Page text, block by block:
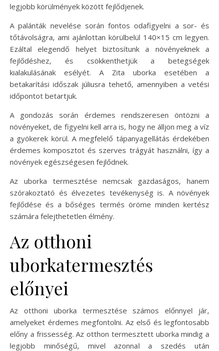
legjobb körülmények között fejlődjenek.
A palánták nevelése során fontos odafigyelni a sor- és
tőtávolságra, ami ajánlottan körülbelül 140×15 cm legyen.
Ezáltal elegendő helyet biztosítunk a növényeknek a
fejlődéshez, és csökkenthetjük a betegségek
kialakulásának esélyét. A Zita uborka esetében a
betakarítási időszak júliusra tehető, amennyiben a vetési
időpontot betartjuk.
A gondozás során érdemes rendszeresen öntözni a
növényeket, de figyelni kell arra is, hogy ne álljon meg a víz
a gyökerek körül. A megfelelő tápanyagellátás érdekében
érdemes komposztot és szerves trágyát használni, így a
növények egészségesen fejlődnek.
Az uborka termesztése nemcsak gazdaságos, hanem
szórakoztató és élvezetes tevékenység is. A növények
fejlődése és a bőséges termés öröme minden kertész
számára felejthetetlen élmény.
Az otthoni
uborkatermesztés
előnyei
Az otthoni uborka termesztése számos előnnyel jár,
amelyeket érdemes megfontolni. Az első és legfontosabb
előny a frissesség. Az otthon termesztett uborka mindig a
legjobb minőségű, mivel azonnal a szedés után